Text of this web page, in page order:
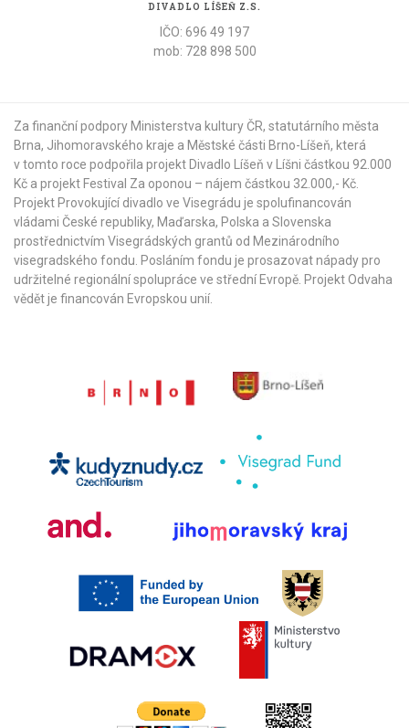
DIVADLO LÍŠEŇ Z.S.
IČO: 696 49 197
mob: 728 898 500
Za finanční podpory Ministerstva kultury ČR, statutárního města
Brna, Jihomoravského kraje a Městské části Brno-Líšeň, která
v tomto roce podpořila projekt Divadlo Líšeň v Líšni částkou 92.000
Kč a projekt Festival Za oponou – nájem částkou 32.000,- Kč.
Projekt Provokující divadlo ve Visegrádu je spolufinancován
vládami České republiky, Maďarska, Polska a Slovenska
prostřednictvím Visegrádských grantů od Mezinárodního
visegradského fondu . Posláním fondu je prosazovat nápady pro
udržitelné regionální spolupráce ve střední Evropě. Projekt Odvaha
vědět je financován Evropskou unií.